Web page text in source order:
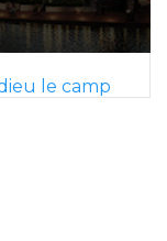
le camp